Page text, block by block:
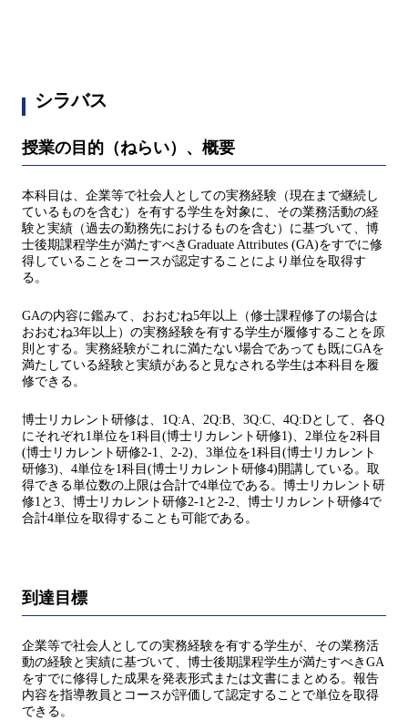
シラバス
授業の目的（ねらい）、概要
本科目は、企業等で社会人としての実務経験（現在まで継続し
ているものを含む）を有する学生を対象に、その業務活動の経
験と実績（過去の勤務先におけるものを含む）に基づいて、博
士後期課程学生が満たすべきGraduate Attributes (GA)をすでに修
得していることをコースが認定することにより単位を取得す
る。
GAの内容に鑑みて、おおむね5年以上（修士課程修了の場合は
おおむね3年以上）の実務経験を有する学生が履修することを原
則とする。実務経験がこれに満たない場合であっても既にGAを
満たしている経験と実績があると見なされる学生は本科目を履
修できる。
博士リカレント研修は、1Q:A、2Q:B、3Q:C、4Q:Dとして、各Q
にそれぞれ1単位を1科目(博士リカレント研修1)、2単位を2科目
(博士リカレント研修2-1、2-2)、3単位を1科目(博士リカレント
研修3)、4単位を1科目(博士リカレント研修4)開講している。取
得できる単位数の上限は合計で4単位である。博士リカレント研
修1と3、博士リカレント研修2-1と2-2、博士リカレント研修4で
合計4単位を取得することも可能である。
到達目標
企業等で社会人としての実務経験を有する学生が、その業務活
動の経験と実績に基づいて、博士後期課程学生が満たすべきGA
をすでに修得した成果を発表形式または文書にまとめる。報告
内容を指導教員とコースが評価して認定することで単位を取得
できる。